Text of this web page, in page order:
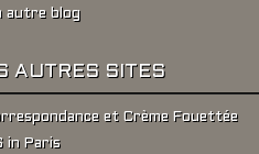
autre blog
AUTRES SITES
et Crème Fouettée
in Paris